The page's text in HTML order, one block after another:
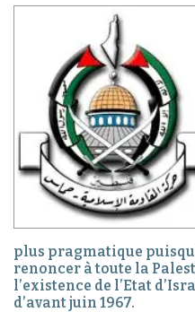
plus pragmatique
renoncer à toute la
l’existence de l’Etat
d’avant juin 1967.